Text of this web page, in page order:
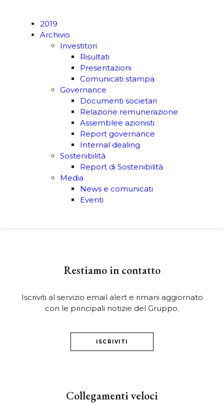
2019
Archivio
Investitori
Risultati
Presentazioni
Comunicati stampa
Governance
Documenti societari
Relazione remunerazione
Assemblee azionisti
Report governance
Internal dealing
Sostenibilità
Report di Sostenibilità
Media
News e comunicati
Eventi
Restiamo in contatto
Iscriviti al servizio email alert e rimani aggiornato
con le principali notizie del Gruppo.
ISCRIVITI
Collegamenti veloci